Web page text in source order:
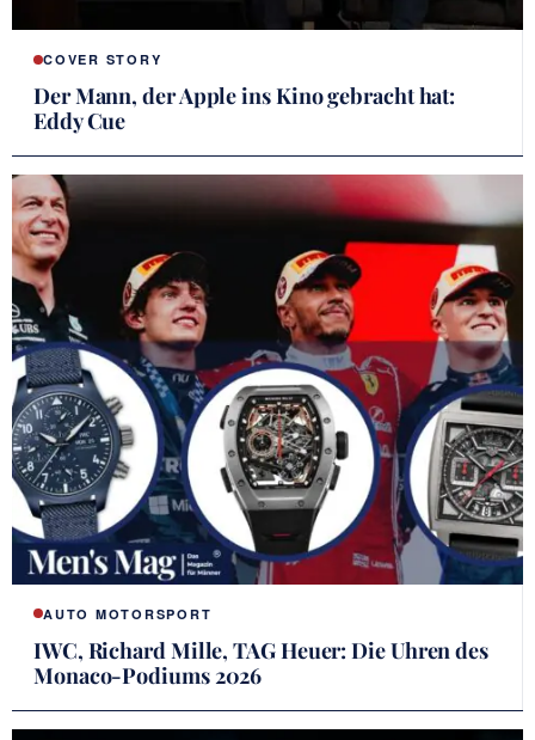
COVER STORY
Der Mann, der Apple ins Kino gebracht hat:
Eddy Cue
AUTO MOTORSPORT
IWC, Richard Mille, TAG Heuer: Die Uhren des
Monaco-Podiums 2026